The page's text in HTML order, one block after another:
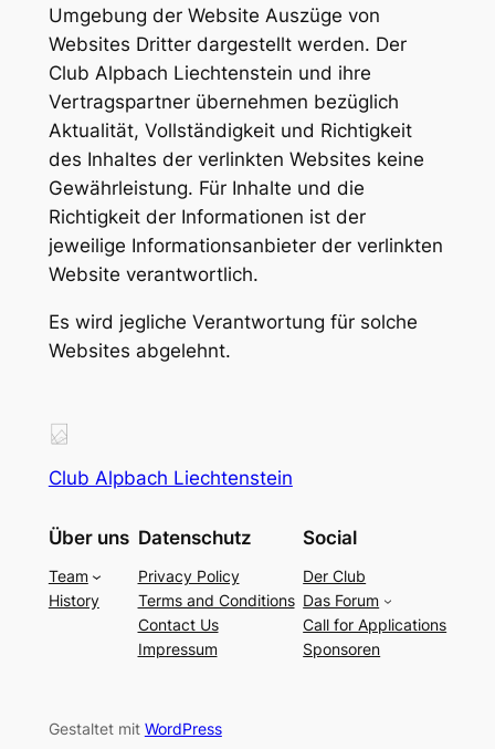
Umgebung der Website Auszüge von
Websites Dritter dargestellt werden. Der
Club Alpbach Liechtenstein und ihre
Vertragspartner übernehmen bezüglich
Aktualität, Vollständigkeit und Richtigkeit
des Inhaltes der verlinkten Websites keine
Gewährleistung. Für Inhalte und die
Richtigkeit der Informationen ist der
jeweilige Informationsanbieter der verlinkten
Website verantwortlich.
Es wird jegliche Verantwortung für solche
Websites abgelehnt.
Club Alpbach Liechtenstein
Über uns
Team
History
Datenschutz
Privacy Policy
Terms and Conditions
Contact Us
Impressum
Social
Der Club
Das Forum
Call for Applications
Sponsoren
Gestaltet mit WordPress